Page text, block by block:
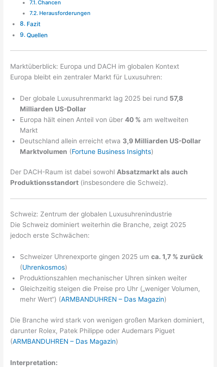
Chancen
Herausforderungen
Fazit
Quellen
Marktüberblick: Europa und DACH im globalen Kontext
Europa bleibt ein zentraler Markt für Luxusuhren:
Der globale Luxusuhrenmarkt lag 2025 bei rund 57,8
Milliarden US-Dollar
Europa hält einen Anteil von über40 % am weltweiten
Markt
Deutschland allein erreicht etwa 3,9 Milliarden US-Dollar
Marktvolumen (Fortune Business Insights)
Der DACH-Raum ist dabei sowohl Absatzmarkt als auch
Produktionsstandort (insbesondere die Schweiz).
Schweiz: Zentrum der globalen Luxusuhrenindustrie
Die Schweiz dominiert weiterhin die Branche, zeigt 2025
jedoch erste Schwächen:
Schweizer Uhrenexporte gingen 2025 umca. 1,7 % zurück
(Uhrenkosmos)
Produktionszahlen mechanischer Uhren sinken weiter
Gleichzeitig steigen die Preise pro Uhr („weniger Volumen,
mehr Wert“) (ARMBANDUHREN – Das Magazin)
Die Branche wird stark von wenigen großen Marken dominiert,
darunter Rolex, Patek Philippe oder Audemars Piguet
(ARMBANDUHREN – Das Magazin)
Interpretation: